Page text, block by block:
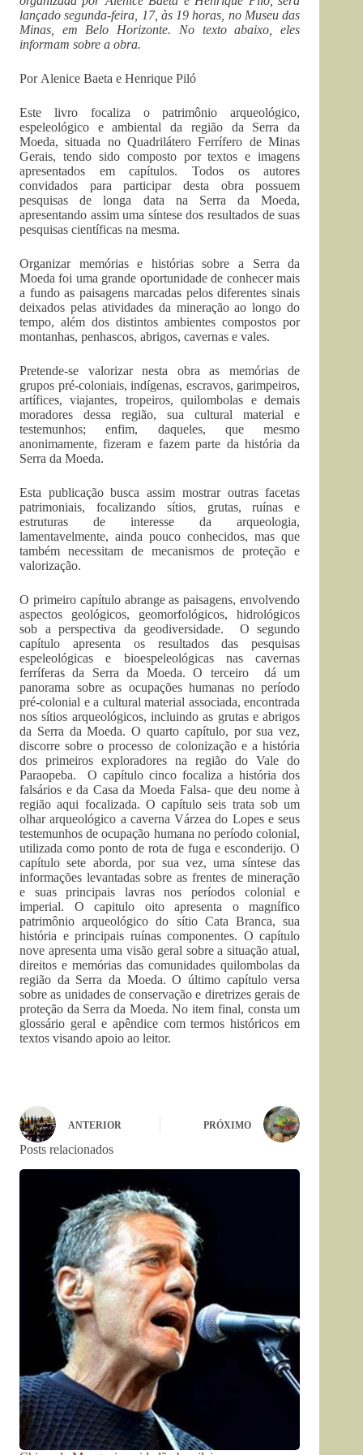
lançado segunda-feira, 17, às 19 horas, no Museu das
Minas, em Belo Horizonte. No texto abaixo, eles
informam sobre a obra.
Por Alenice Baeta e Henrique Piló
Este livro focaliza o patrimônio arqueológico,
espeleológico e ambiental da região da Serra da
Moeda, situada no Quadrilátero Ferrífero de Minas
Gerais, tendo sido composto por textos e imagens
apresentados em capítulos. Todos os autores
convidados para participar desta obra possuem
pesquisas de longa data na Serra da Moeda,
apresentando assim uma síntese dos resultados de suas
pesquisas científicas na mesma.
Organizar memórias e histórias sobre a Serra da
Moeda foi uma grande oportunidade de conhecer mais
a fundo as paisagens marcadas pelos diferentes sinais
deixados pelas atividades da mineração ao longo do
tempo, além dos distintos ambientes compostos por
montanhas, penhascos, abrigos, cavernas e vales.
Pretende-se valorizar nesta obra as memórias de
grupos pré-coloniais, indígenas, escravos, garimpeiros,
artífices, viajantes, tropeiros, quilombolas e demais
moradores dessa região, sua cultural material e
testemunhos; enfim, daqueles, que mesmo
anonimamente, fizeram e fazem parte da história da
Serra da Moeda.
Esta publicação busca assim mostrar outras facetas
patrimoniais, focalizando sítios, grutas, ruínas e
estruturas de interesse da arqueologia,
lamentavelmente, ainda pouco conhecidos, mas que
também necessitam de mecanismos de proteção e
valorização.
O primeiro capítulo abrange as paisagens, envolvendo
aspectos geológicos, geomorfológicos, hidrológicos
sob a perspectiva da geodiversidade. O segundo
capítulo apresenta os resultados das pesquisas
espeleológicas e bioespeleológicas nas cavernas
ferríferas da Serra da Moeda. O terceiro dá um
panorama sobre as ocupações humanas no período
pré-colonial e a cultural material associada, encontrada
nos sítios arqueológicos, incluindo as grutas e abrigos
da Serra da Moeda. O quarto capítulo, por sua vez,
discorre sobre o processo de colonização e a história
dos primeiros exploradores na região do Vale do
Paraopeba. O capítulo cinco focaliza a história dos
falsários e da Casa da Moeda Falsa- que deu nome à
região aqui focalizada. O capítulo seis trata sob um
olhar arqueológico a caverna Várzea do Lopes e seus
testemunhos de ocupação humana no período colonial,
utilizada como ponto de rota de fuga e esconderijo. O
capítulo sete aborda, por sua vez, uma síntese das
informações levantadas sobre as frentes de mineração
e suas principais lavras nos períodos colonial e
imperial. O capitulo oito apresenta o magnífico
patrimônio arqueológico do sítio Cata Branca, sua
história e principais ruínas componentes. O capítulo
nove apresenta uma visão geral sobre a situação atual,
direitos e memórias das comunidades quilombolas da
região da Serra da Moeda. O último capítulo versa
sobre as unidades de conservação e diretrizes gerais de
proteção da Serra da Moeda. No item final, consta um
glossário geral e apêndice com termos históricos em
textos visando apoio ao leitor.
ANTERIOR PRÓXIMO
Posts relacionados